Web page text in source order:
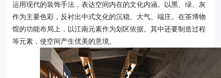
运用现代的装饰手法，表达空间内在的文化内涵。以黑、绿、灰
作为主要色彩，反衬出中式文化的沉稳、大气、端庄。在茶博物
馆的功能布局上，以江南元素作为划区依据。其中还要制造过程
等元素，使空间产生优美的意境。